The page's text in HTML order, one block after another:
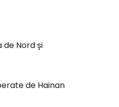
de Nord și
de Hainan